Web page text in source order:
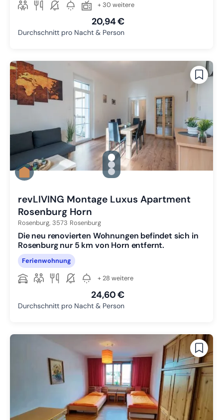
+ 30 weitere
20,94 €
Durchschnitt pro Nacht & Person
gallery.slide_selector
Zu Slide 1 wechseln
Zu Slide 2 wechseln
Zu Slide 3 wechseln
revLIVING Montage Luxus Apartment
Rosenburg Horn
Rosenburg, 3573 Rosenburg
Die neu renovierten Wohnungen befindet sich in
Rosenburg nur 5 km von Horn entfernt.
Ferienwohnung
+ 28 weitere
24,60 €
Durchschnitt pro Nacht & Person